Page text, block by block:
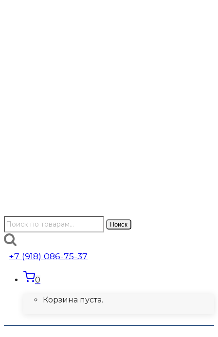
Искать: Поиск
+7 (918) 086-75-37
0
Корзина пуста.